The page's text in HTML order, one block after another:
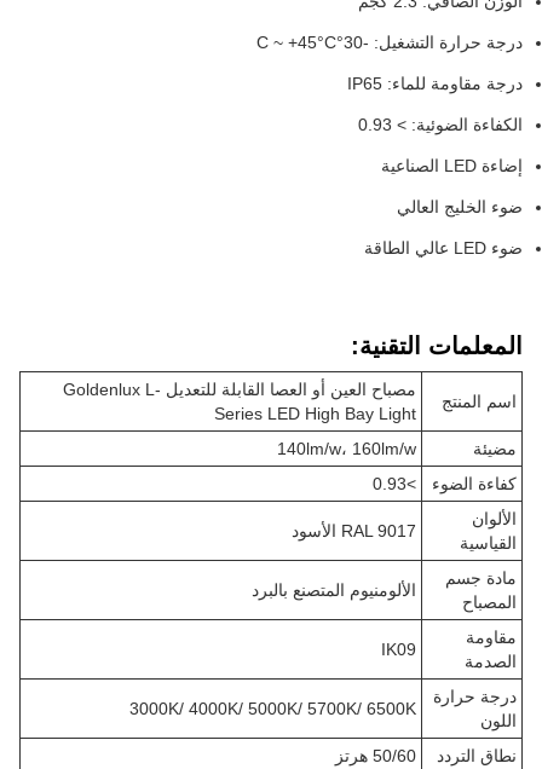
درجة حرارة التشغيل: -30°C ~ +45°C
درجة مقاومة للماء: IP65
الكفاءة الضوئية: > 0.93
إضاءة LED الصناعية
ضوء الخليج العالي
ضوء LED عالي الطاقة
المعلمات التقنية:
اسم المنتج
مصباح العين أو العصا القابلة للتعديل Goldenlux L-
Series LED High Bay Light
مضيئة
140lm/w، 160lm/w
كفاءة الضوء
>0.93
الألوان
القياسية
RAL 9017 الأسود
مادة جسم
المصباح
الألومنيوم المتصنع بالبرد
مقاومة
الصدمة
IK09
درجة حرارة
اللون
3000K/ 4000K/ 5000K/ 5700K/ 6500K
نطاق التردد
50/60 هرتز